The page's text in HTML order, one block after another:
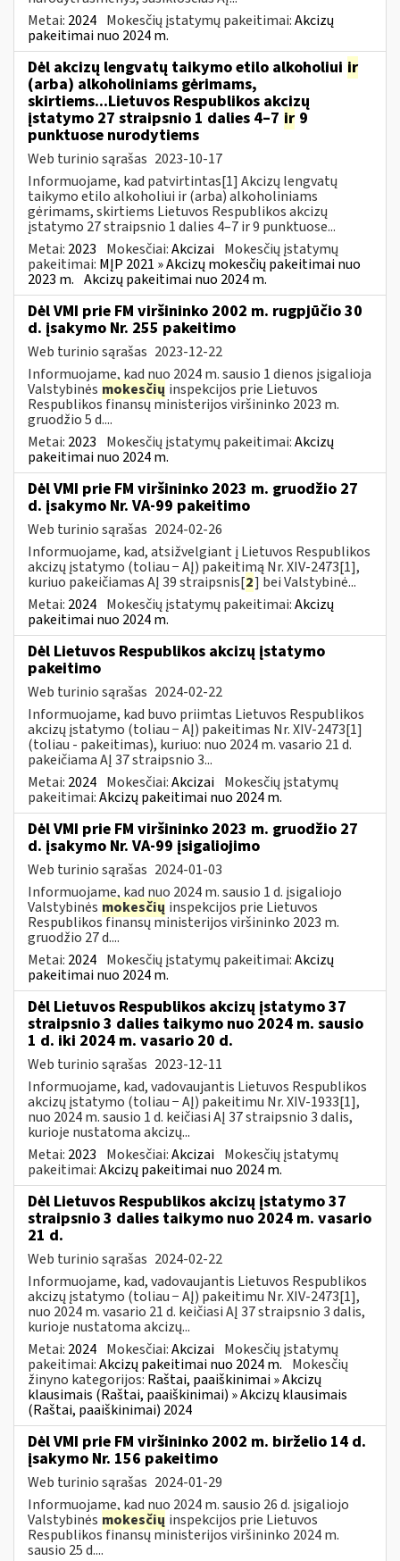
Metai: 2024 Mokesčių įstatymų pakeitimai:Akcizų
pakeitimai nuo 2024 m.
Dėl akcizų lengvatų taikymo etilo alkoholiui ir
(arba) alkoholiniams gėrimams,
skirtiems...Lietuvos Respublikos akcizų
įstatymo 27 straipsnio 1 dalies 4–7 ir 9
punktuose nurodytiems
Web turinio sąrašas 2023-10-17
Informuojame, kad patvirtintas[1] Akcizų lengvatų
taikymo etilo alkoholiui ir (arba) alkoholiniams
gėrimams, skirtiems Lietuvos Respublikos akcizų
įstatymo 27 straipsnio 1 dalies 4–7 ir 9 punktuose...
Metai: 2023 Mokesčiai:Akcizai Mokesčių įstatymų
pakeitimai: MĮP 2021 » Akcizų mokesčių pakeitimai nuo
2023 m. Akcizų pakeitimai nuo 2024 m.
Dėl VMI prie FM viršininko 2002 m. rugpjūčio 30
d. įsakymo Nr. 255 pakeitimo
Web turinio sąrašas 2023-12-22
Informuojame, kad nuo 2024 m. sausio 1 dienos įsigalioja
Valstybinės mokesčių inspekcijos prie Lietuvos
Respublikos finansų ministerijos viršininko 2023 m.
gruodžio 5 d....
Metai: 2023 Mokesčių įstatymų pakeitimai:Akcizų
pakeitimai nuo 2024 m.
Dėl VMI prie FM viršininko 2023 m. gruodžio 27
d. įsakymo Nr. VA-99 pakeitimo
Web turinio sąrašas 2024-02-26
Informuojame, kad, atsižvelgiant į Lietuvos Respublikos
akcizų įstatymo (toliau − AĮ) pakeitimą Nr. XIV-2473[1],
kuriuo pakeičiamas AĮ 39 straipsnis[2] bei Valstybinė...
Metai: 2024 Mokesčių įstatymų pakeitimai:Akcizų
pakeitimai nuo 2024 m.
Dėl Lietuvos Respublikos akcizų įstatymo
pakeitimo
Web turinio sąrašas 2024-02-22
Informuojame, kad buvo priimtas Lietuvos Respublikos
akcizų įstatymo (toliau − AĮ) pakeitimas Nr. XIV-2473[1]
(toliau - pakeitimas), kuriuo: nuo 2024 m. vasario 21 d.
pakeičiama AĮ 37 straipsnio 3...
Metai: 2024 Mokesčiai:Akcizai Mokesčių įstatymų
pakeitimai:Akcizų pakeitimai nuo 2024 m.
Dėl VMI prie FM viršininko 2023 m. gruodžio 27
d. įsakymo Nr. VA-99 įsigaliojimo
Web turinio sąrašas 2024-01-03
Informuojame, kad nuo 2024 m. sausio 1 d. įsigaliojo
Valstybinės mokesčių inspekcijos prie Lietuvos
Respublikos finansų ministerijos viršininko 2023 m.
gruodžio 27 d....
Metai: 2024 Mokesčių įstatymų pakeitimai:Akcizų
pakeitimai nuo 2024 m.
Dėl Lietuvos Respublikos akcizų įstatymo 37
straipsnio 3 dalies taikymo nuo 2024 m. sausio
1 d. iki 2024 m. vasario 20 d.
Web turinio sąrašas 2023-12-11
Informuojame, kad, vadovaujantis Lietuvos Respublikos
akcizų įstatymo (toliau − AĮ) pakeitimu Nr. XIV-1933[1],
nuo 2024 m. sausio 1 d. keičiasi AĮ 37 straipsnio 3 dalis,
kurioje nustatoma akcizų...
Metai: 2023 Mokesčiai:Akcizai Mokesčių įstatymų
pakeitimai:Akcizų pakeitimai nuo 2024 m.
Dėl Lietuvos Respublikos akcizų įstatymo 37
straipsnio 3 dalies taikymo nuo 2024 m. vasario
21 d.
Web turinio sąrašas 2024-02-22
Informuojame, kad, vadovaujantis Lietuvos Respublikos
akcizų įstatymo (toliau − AĮ) pakeitimu Nr. XIV-2473[1],
nuo 2024 m. vasario 21 d. keičiasi AĮ 37 straipsnio 3 dalis,
kurioje nustatoma akcizų...
Metai: 2024 Mokesčiai:Akcizai Mokesčių įstatymų
pakeitimai:Akcizų pakeitimai nuo 2024 m. Mokesčių
žinyno kategorijos: Raštai, paaiškinimai » Akcizų
klausimais (Raštai, paaiškinimai) » Akcizų klausimais
(Raštai, paaiškinimai) 2024
Dėl VMI prie FM viršininko 2002 m. birželio 14 d.
įsakymo Nr. 156 pakeitimo
Web turinio sąrašas 2024-01-29
Informuojame, kad nuo 2024 m. sausio 26 d. įsigaliojo
Valstybinės mokesčių inspekcijos prie Lietuvos
Respublikos finansų ministerijos viršininko 2024 m.
sausio 25 d....